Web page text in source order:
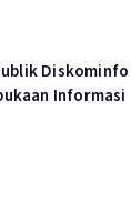
Diskominfo
Informasi